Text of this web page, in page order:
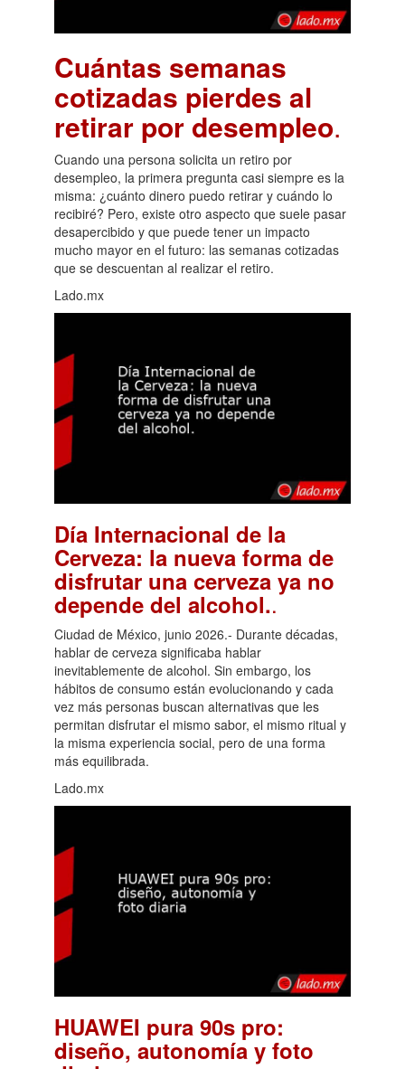
Cuántas semanas
cotizadas pierdes al
retirar por desempleo.
Cuando una persona solicita un retiro por
desempleo, la primera pregunta casi siempre es la
misma: ¿cuánto dinero puedo retirar y cuándo lo
recibiré? Pero, existe otro aspecto que suele pasar
desapercibido y que puede tener un impacto
mucho mayor en el futuro: las semanas cotizadas
que se descuentan al realizar el retiro.
Lado.mx
Día Internacional de la
Cerveza: la nueva forma de
disfrutar una cerveza ya no
depende del alcohol..
Ciudad de México, junio 2026.- Durante décadas,
hablar de cerveza significaba hablar
inevitablemente de alcohol. Sin embargo, los
hábitos de consumo están evolucionando y cada
vez más personas buscan alternativas que les
permitan disfrutar el mismo sabor, el mismo ritual y
la misma experiencia social, pero de una forma
más equilibrada.
Lado.mx
HUAWEI pura 90s pro:
diseño, autonomía y foto